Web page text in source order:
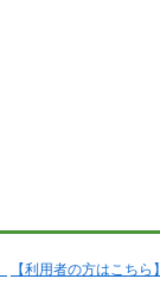
【利用者の方はこちら】